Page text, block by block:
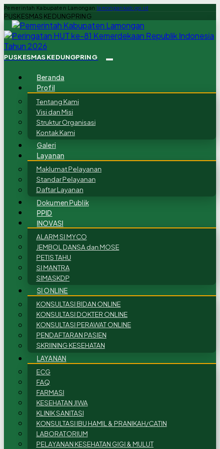
Pemerintah Kabupaten Lamongan lamongankab.go.id
PUSKESMAS KEDUNGPRING
PUSKESMAS KEDUNGPRING
Beranda
Profil
Tentang Kami
Visi dan Misi
Struktur Organisasi
Kontak Kami
Galeri
Layanan
Maklumat Pelayanan
Standar Pelayanan
Daftar Layanan
Dokumen Publik
PPID
INOVASI
ALARM SI MYCO
JEMBOL DANSA dan MOSE
PETIS TAHU
SI MANTRA
SIMASKDP
SI ONLINE
KONSULTASI BIDAN ONLINE
KONSULTASI DOKTER ONLINE
KONSULTASI PERAWAT ONLINE
PENDAFTARAN PASIEN
SKRIINING KESEHATAN
LAYANAN
ECG
FAQ
FARMASI
KESEHATAN JIWA
KLINIK SANITASI
KONSULTASI IBU HAMIL & PRANIKAH/CATIN
LABORATORIUM
PELAYANAN KESEHATAN GIGI & MULUT